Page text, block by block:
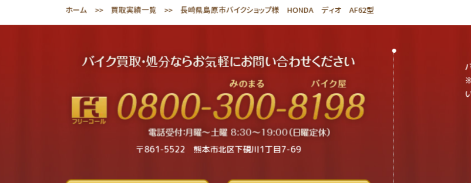
ホーム 買取実績一覧 長崎県島原市バイクショップ様 HONDA ディオ AF62型
〒861-5522 熊本市北区下硯川1丁目7-69